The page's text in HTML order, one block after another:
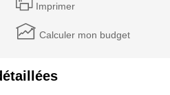
Imprimer
Calculer mon budget